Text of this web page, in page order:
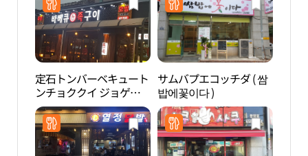
定石トンバーベキュート
ンチョククイ ジョゲト (
정석통바베큐통족구이
조개터 )
サムバプエコッチダ ( 쌈
밥에꽃이다 )